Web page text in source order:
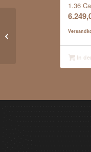
1.36
In
0.23 Carat – Top